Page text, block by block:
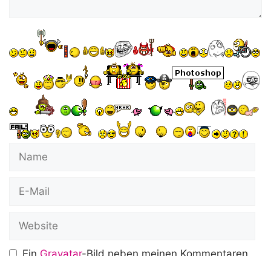
Mail
Ein Gravatar-Bild neben meinen Kommentaren